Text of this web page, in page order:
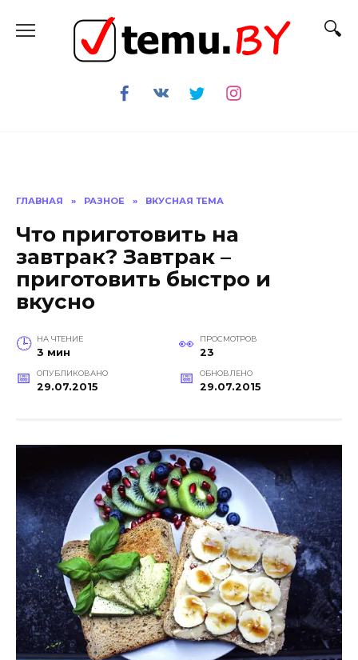
содержанию
ГЛАВНАЯ » РАЗНОЕ » ВКУСНАЯ ТЕМА
Что приготовить на
завтрак? Завтрак –
приготовить быстро и
вкусно
НА ЧТЕНИЕ
3 мин
ПРОСМОТРОВ
23
ОПУБЛИКОВАНО
29.07.2015
ОБНОВЛЕНО
29.07.2015